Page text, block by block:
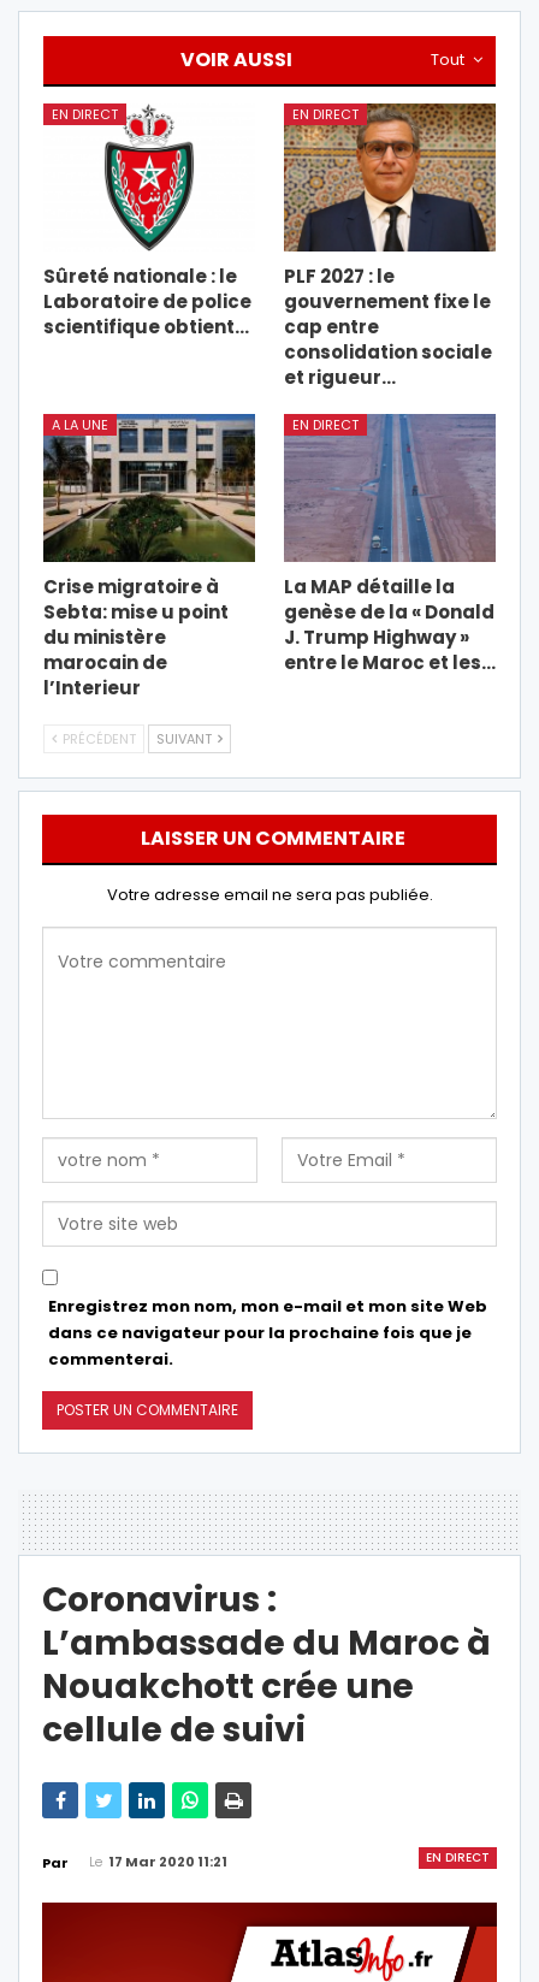
Tout
VOIR AUSSI
EN DIRECT
Sûreté nationale : le
Laboratoire de police
scientifique obtient…
EN DIRECT
PLF 2027 : le
gouvernement fixe le
cap entre
consolidation sociale
et rigueur…
A LA UNE
Crise migratoire à
Sebta: mise u point
du ministère
marocain de
l’Interieur
EN DIRECT
La MAP détaille la
genèse de la « Donald
J. Trump Highway »
entre le Maroc et les…
PRÉCÉDENT SUIVANT
LAISSER UN COMMENTAIRE
Votre adresse email ne sera pas publiée.
Enregistrez mon nom, mon e-mail et mon site Web
dans ce navigateur pour la prochaine fois que je
commenterai.
Coronavirus :
L’ambassade du Maroc à
Nouakchott crée une
cellule de suivi
EN DIRECT
Par Le 17 Mar 2020 11:21